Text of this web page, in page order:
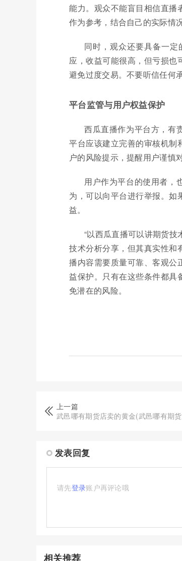
能力。观众不能盲目相信直播
作为参考，结合自己的实际情
同时，观众还要具备一
应，收益可能很高，但亏损也
避免过度交易。不要听信任何
平台监管与用户权益保护
西瓜直播作为平台方，有
平台应该建立完善的审核机制
户的风险提示，提醒用户谨慎
用户作为平台的使用者，
为，可以向平台进行举报。如
益。
“以西瓜直播可以讲期货
技术分析分享，但其真实性和
播内容需要质量可靠、客观公
益保护。只有在这些条件都具
免潜在的风险。
上一篇
武邑哪有期货店卖的黄金(武邑哪有期
发表回复
请先登录账户再评论哦
相关推荐